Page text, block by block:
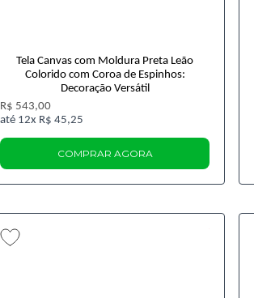
Tela Canvas com Moldura Preta Leão
Colorido com Coroa de Espinhos:
Decoração Versátil
R$ 543,00
12x R$ 45,25
COMPRAR AGORA